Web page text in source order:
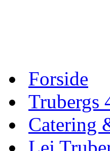
to
Forside
Trubergs
Catering